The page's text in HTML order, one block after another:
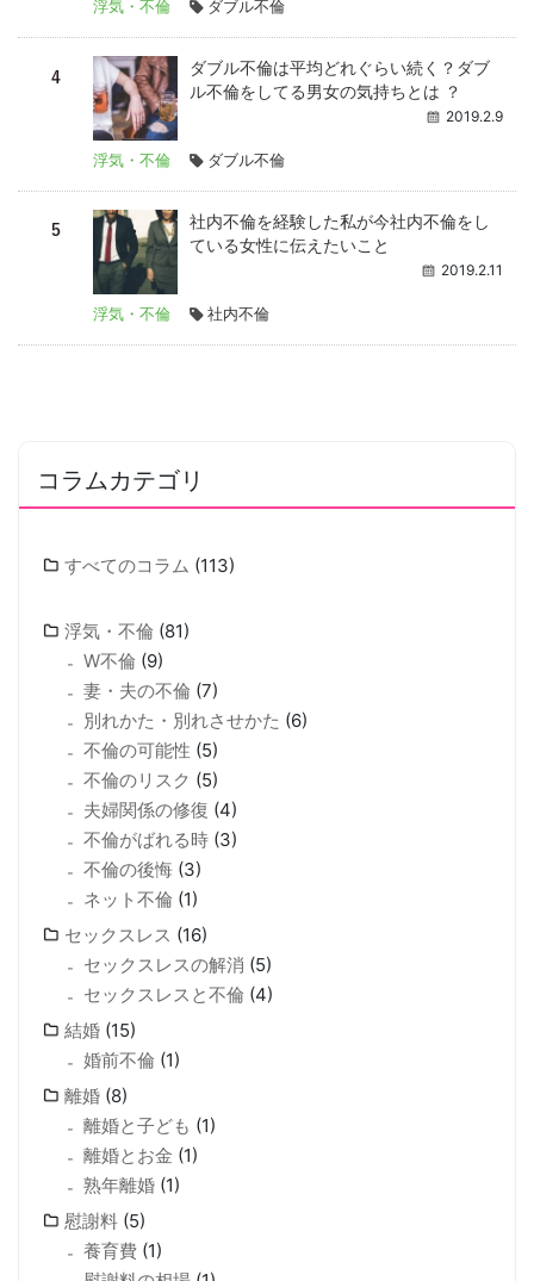
浮気・不倫 ダブル不倫
ダブル不倫は平均どれぐらい続く？ダブ
ル不倫をしてる男女の気持ちとは ？
2019.2.9
浮気・不倫 ダブル不倫
社内不倫を経験した私が今社内不倫をし
ている女性に伝えたいこと
2019.2.11
浮気・不倫 社内不倫
コラムカテゴリ
すべてのコラム (113)
浮気・不倫 (81)
W不倫 (9)
妻・夫の不倫 (7)
別れかた・別れさせかた (6)
不倫の可能性 (5)
不倫のリスク (5)
夫婦関係の修復 (4)
不倫がばれる時 (3)
不倫の後悔 (3)
ネット不倫 (1)
セックスレス (16)
セックスレスの解消 (5)
セックスレスと不倫 (4)
結婚 (15)
婚前不倫 (1)
離婚 (8)
離婚と子ども (1)
離婚とお金 (1)
熟年離婚 (1)
慰謝料 (5)
養育費 (1)